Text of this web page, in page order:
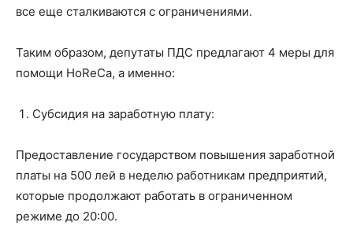
все еще сталкиваются с ограничениями.
Таким образом, депутаты ПДС предлагают 4 меры для
помощи HoReCa, а именно:
Субсидия на заработную плату:
Предоставление государством повышения заработной
платы на 500 лей в неделю работникам предприятий,
которые продолжают работать в ограниченном
режиме до 20:00.